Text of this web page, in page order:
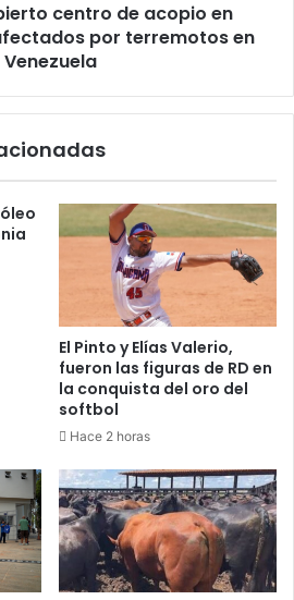
centro de acopio en
por terremotos en
Venezuela
El Pinto y Elías Valerio,
fueron las figuras de RD en
la conquista del oro del
softbol
Hace 2 horas